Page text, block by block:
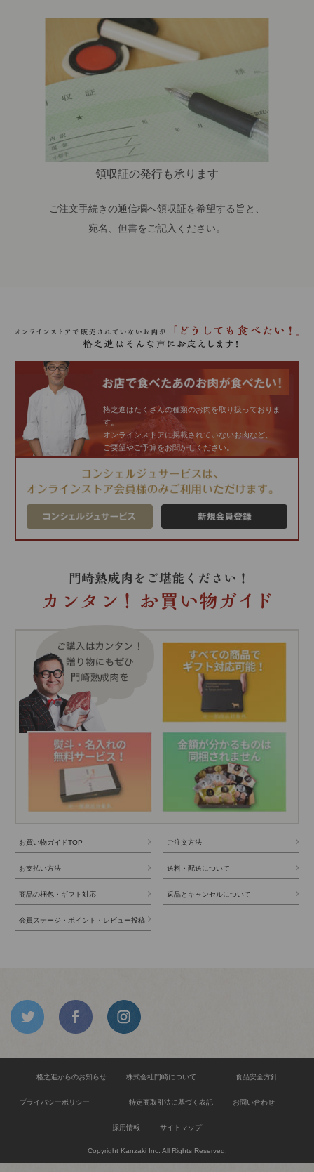
領収証の発行も承ります
ご注文手続きの通信欄へ領収証を希望する旨と、
宛名、但書をご記入ください。
格之進はたくさんの種類のお肉を取り扱っておりま
す。
オンラインストアに掲載されていないお肉など、
ご要望やご予算をお聞かせください。
お買い物ガイドTOP ご注文方法
お支払い方法 送料・配送について
商品の梱包・ギフト対応 返品とキャンセルについて
会員ステージ・ポイント・レビュー投稿
格之進からのお知らせ 株式会社門崎について 食品安全方針
プライバシーポリシー 特定商取引法に基づく表記 お問い合わせ
採用情報 サイトマップ
Copyright Kanzaki Inc. All Rights Reserved.